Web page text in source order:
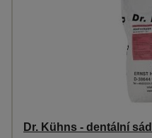
Dr. Kühns - dentální